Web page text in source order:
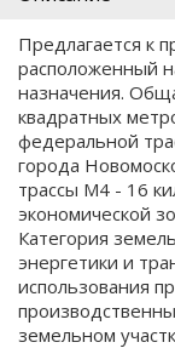
Предлагается к
расположенный
назначения.
квадратных
федеральной
города
трассы М4 - 16
экономической
Категория
энергетики и
использования
земельном